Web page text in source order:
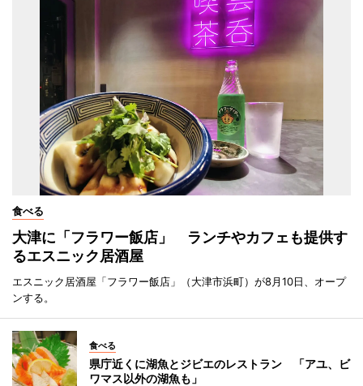
食べる
大津に「フラワー飯店」 ランチやカフェも提供す
るエスニック居酒屋
エスニック居酒屋「フラワー飯店」（大津市浜町）が8月10日、オープ
ンする。
食べる
県庁近くに湖魚とジビエのレストラン 「アユ、ビ
ワマス以外の湖魚も」